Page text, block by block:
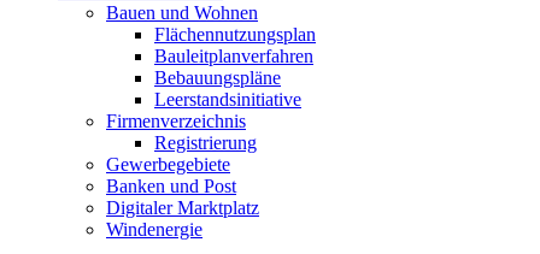
Bauen und Wohnen
Flächennutzungsplan
Bauleitplanverfahren
Bebauungspläne
Leerstandsinitiative
Firmenverzeichnis
Registrierung
Gewerbegebiete
Banken und Post
Digitaler Marktplatz
Windenergie